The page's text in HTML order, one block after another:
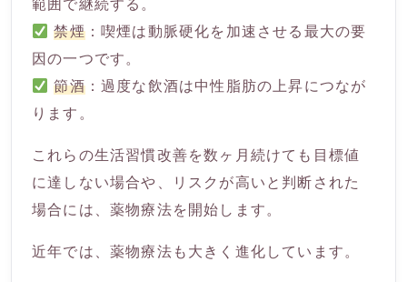
禁煙：喫煙は動脈硬化を加速させる最大の要
因の一つです。
節酒：過度な飲酒は中性脂肪の上昇につなが
ります。
これらの生活習慣改善を数ヶ月続けても目標値
に達しない場合や、リスクが高いと判断された
場合には、薬物療法を開始します。
近年では、薬物療法も大きく進化しています。